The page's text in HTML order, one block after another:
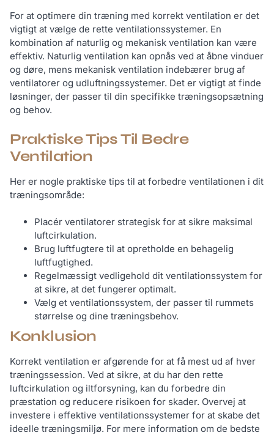
For at optimere din træning med korrekt ventilation er det
vigtigt at vælge de rette ventilationssystemer. En
kombination af naturlig og mekanisk ventilation kan være
effektiv. Naturlig ventilation kan opnås ved at åbne vinduer
og døre, mens mekanisk ventilation indebærer brug af
ventilatorer og udluftningssystemer. Det er vigtigt at finde
løsninger, der passer til din specifikke træningsopsætning
og behov.
Praktiske Tips Til Bedre
Ventilation
Her er nogle praktiske tips til at forbedre ventilationen i dit
træningsområde:
Placér ventilatorer strategisk for at sikre maksimal
luftcirkulation.
Brug luftfugtere til at opretholde en behagelig
luftfugtighed.
Regelmæssigt vedligehold dit ventilationssystem for
at sikre, at det fungerer optimalt.
Vælg et ventilationssystem, der passer til rummets
størrelse og dine træningsbehov.
Konklusion
Korrekt ventilation er afgørende for at få mest ud af hver
træningssession. Ved at sikre, at du har den rette
luftcirkulation og iltforsyning, kan du forbedre din
præstation og reducere risikoen for skader. Overvej at
investere i effektive ventilationssystemer for at skabe det
ideelle træningsmiljø. For mere information om de bedste